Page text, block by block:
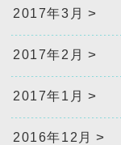
2017年3月
2017年2月
2017年1月
2016年12月